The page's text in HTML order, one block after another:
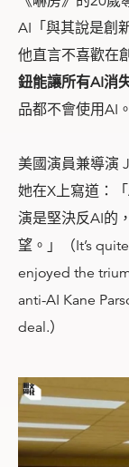
AI「與其說是創
他直言不喜歡在
鈕能讓所有AI消
品都不會使用AI。
美國演員兼導演
她在X上寫道：
演是堅決反AI的
望。」（It’s
enjoyed the
anti-AI Kane
deal.）